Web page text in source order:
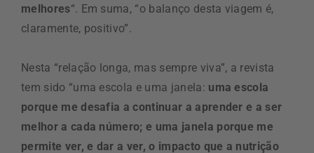
melhores“. Em suma, “o balanço desta viagem é,
claramente, positivo”.
Nesta “relação longa, mas sempre viva”, a revista
tem sido “uma escola e uma janela: uma escola
porque me desafia a continuar a aprender e a ser
melhor a cada número; e uma janela porque me
permite ver, e dar a ver, o impacto que a nutrição